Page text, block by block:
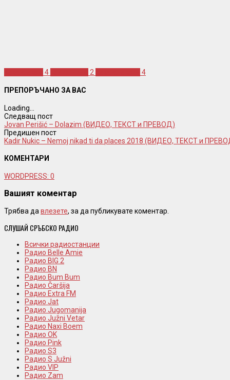
4 2 4
ПРЕПОРЪЧАНО ЗА ВАС
Loading...
Следващ пост
Jovan Perišić – Dolazim (ВИДЕО, ТЕКСТ и ПРЕВОД)
Предишен пост
Kadir Nukic – Nemoj nikad ti da places 2018 (ВИДЕО, ТЕКСТ и
КОМЕНТАРИ
WORDPRESS: 0
Вашият коментар
Трябва да влезете, за да публикувате коментар.
СЛУШАЙ СРЪБСКО РАДИО
Всички радиостанции
Радио Belle Amie
Радио BIG 2
Радио BN
Радио Bum Bum
Радио Čaršija
Радио Extra FM
Радио Jat
Радио Jugomanija
Радио Južni Vetar
Радио Naxi Boem
Радио OK
Радио Pink
Радио S3
Радио S Južni
Радио VIP
Радио Zam